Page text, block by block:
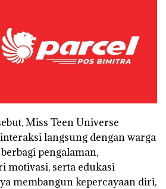
Miss Teen Universe
langsung dengan warga
pengalaman,
motivasi, serta edukasi
membangun kepercayaan diri,